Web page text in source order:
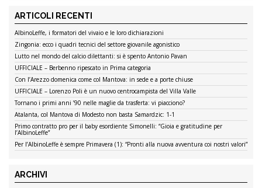
ARTICOLI RECENTI
AlbinoLeffe, i formatori del vivaio e le loro dichiarazioni
Zingonia: ecco i quadri tecnici del settore giovanile agonistico
Lutto nel mondo del calcio dilettanti: si è spento Antonio Pavan
UFFICIALE – Berbenno ripescato in Prima categoria
Con l’Arezzo domenica come col Mantova: in sede e a porte chiuse
UFFICIALE – Lorenzo Poli è un nuovo centrocampista del Villa Valle
Tornano i primi anni ’90 nelle maglie da trasferta: vi piacciono?
Atalanta, col Mantova di Modesto non basta Samardzic: 1-1
Primo contratto pro per il baby esordiente Simonelli: “Gioia e gratitudine per
l’AlbinoLeffe”
Per l’AlbinoLeffe è sempre Primavera (1): “Pronti alla nuova avventura coi nostri valori”
ARCHIVI